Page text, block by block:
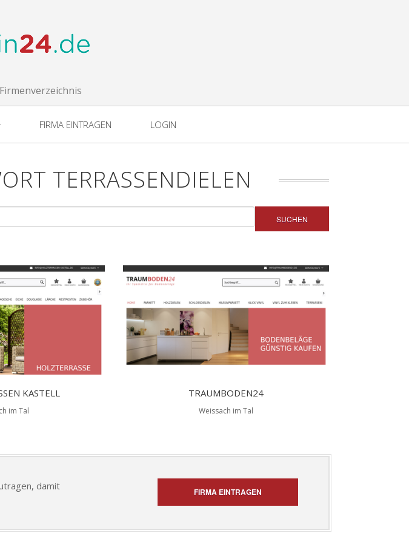
FIRMA EINTRAGEN LOGIN
TERRASSENDIELEN
SUCHEN
KASTELL
im Tal
TRAUMBODEN24
Weissach im Tal
damit
FIRMA EINTRAGEN